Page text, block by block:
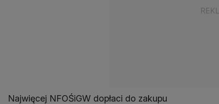
Najwięcej NFOŚiGW dopłaci do zakupu